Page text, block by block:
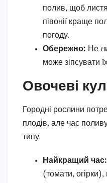
полив, щоб
півонії краще
погоду.
Обережно: Не
може зіпсувати
Овочеві
Городні рослини
плодів, але час
типу.
Найкращий час:
(томати, огірки),